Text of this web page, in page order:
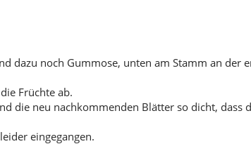
dazu noch Gummose, unten am Stamm an der
Früchte ab.
die neu nachkommenden Blätter so dicht, dass
eingegangen.